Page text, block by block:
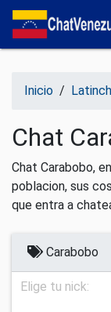
Salir del contenido
Inicio /
Chat
Chat Carabobo,
poblacion, sus
que entra a
Carabobo
Elige tu nick: